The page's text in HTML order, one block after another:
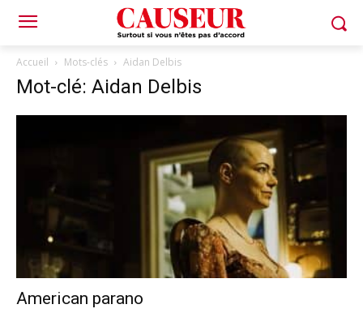
Accueil Mots-clés Aidan Delbis
Mot-clé: Aidan Delbis
American parano